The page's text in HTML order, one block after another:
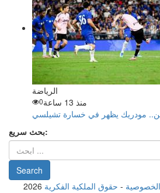
الرياضة
منذ 13 ساعة
0
مودريك يظهر في خسارة تشيلسي
بحث سريع:
2026 -